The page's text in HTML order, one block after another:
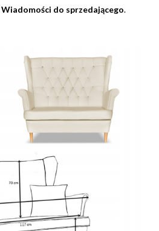
Wiadomości do sprzedającego.